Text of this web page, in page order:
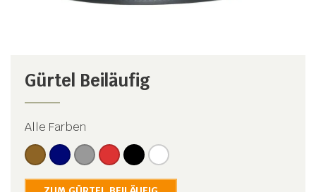
Gürtel Beiläufig
Alle Farben